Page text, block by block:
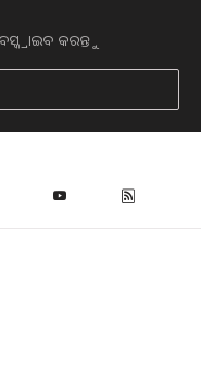
କରନ୍ତୁ